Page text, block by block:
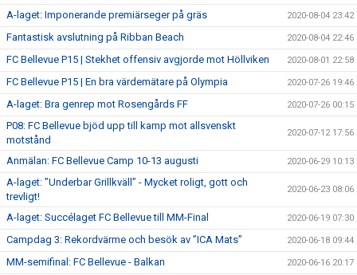
A-laget: Imponerande premiärseger på gräs 2020-08-04 23:42
Fantastisk avslutning på Ribban Beach 2020-08-04 22:46
FC Bellevue P15 | Stekhet offensiv avgjorde mot Höllviken 2020-08-01 22:58
FC Bellevue P15 | En bra värdemätare på Olympia 2020-07-26 19:46
A-laget: Bra genrep mot Rosengårds FF 2020-07-26 00:15
P08: FC Bellevue bjöd upp till kamp mot allsvenskt
motstånd
2020-07-12 17:56
Anmälan: FC Bellevue Camp 10-13 augusti 2020-06-29 10:13
A-laget: ”Underbar Grillkväll” - Mycket roligt, gott och
trevligt!
2020-06-23 08:06
A-laget: Succélaget FC Bellevue till MM-Final 2020-06-19 07:30
Campdag 3: Rekordvärme och besök av ”ICA Mats” 2020-06-18 09:44
MM-semifinal: FC Bellevue - Balkan 2020-06-16 20:17